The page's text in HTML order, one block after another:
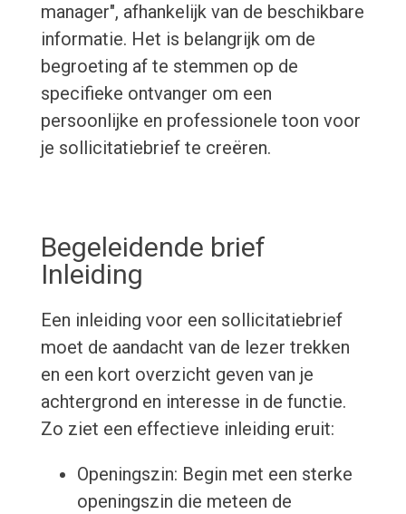
manager", afhankelijk van de beschikbare
informatie. Het is belangrijk om de
begroeting af te stemmen op de
specifieke ontvanger om een
persoonlijke en professionele toon voor
je sollicitatiebrief te creëren.
Begeleidende brief
Inleiding
Een inleiding voor een sollicitatiebrief
moet de aandacht van de lezer trekken
en een kort overzicht geven van je
achtergrond en interesse in de functie.
Zo ziet een effectieve inleiding eruit:
Openingszin: Begin met een sterke
openingszin die meteen de